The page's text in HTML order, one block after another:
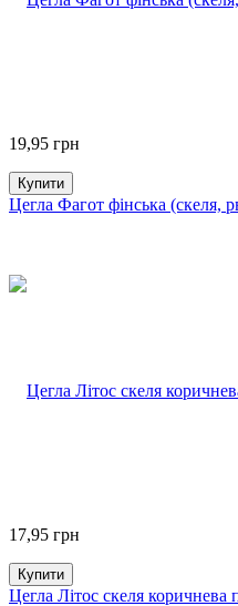
19,95 грн
Купити
Цегла Фагот фінська (скеля,
17,95 грн
Купити
Цегла Літос скеля коричнева